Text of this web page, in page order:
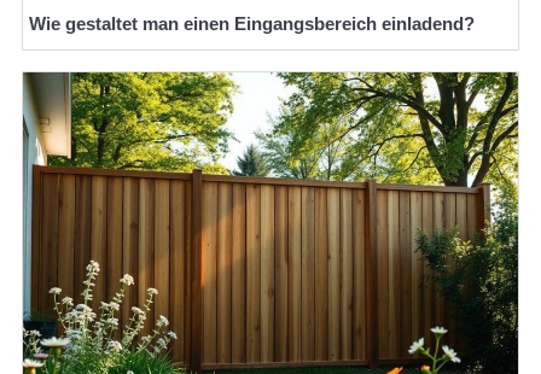
Wie gestaltet man einen Eingangsbereich einladend?